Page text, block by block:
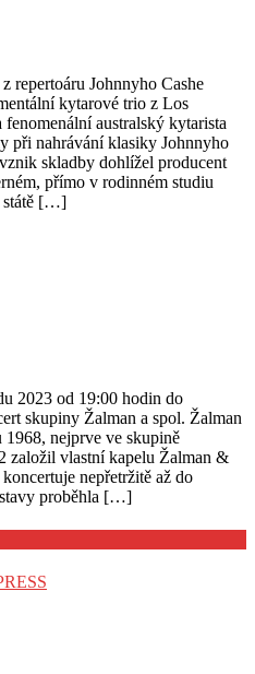
repertoáru Johnnyho Cashe
kytarové trio z Los
australský kytarista
při nahrávání klasiky Johnnyho
skladby dohlížel producent
přímo v rodinném studiu
státě […]
2023 od 19:00 hodin do
skupiny Žalman a spol. Žalman
1968, nejprve ve skupině
založil vlastní kapelu Žalman &
nepřetržitě až do
proběhla […]